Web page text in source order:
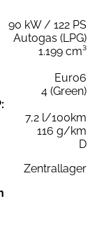
90 kW / 122 PS
Autogas (LPG)
1.199 cm³
Euro6
4 (Green)
7,2 l/100km
116 g/km
D
Zentrallager